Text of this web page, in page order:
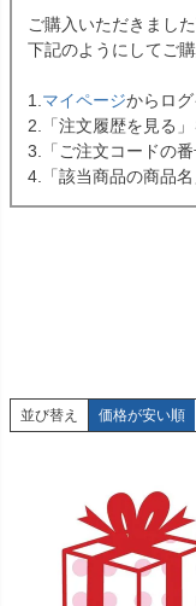
ご購入いただきまし
下記のようにしてご
1. マイページからログ
2.「注文履歴を見る
3.「ご注文コードの
4.「該当商品の商品
並び替え 価格が安い順